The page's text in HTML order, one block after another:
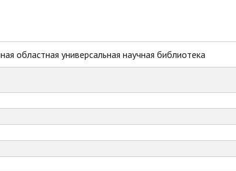
областная универсальная научная библиотека